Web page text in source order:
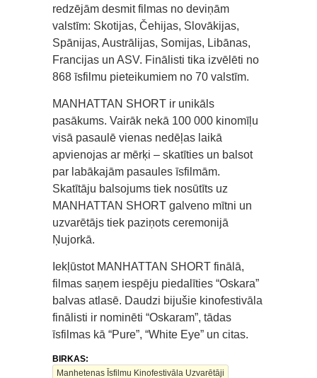
redzējām desmit filmas no deviņām
valstīm: Skotijas, Čehijas, Slovākijas,
Spānijas, Austrālijas, Somijas, Libānas,
Francijas un ASV. Finālisti tika izvēlēti no
868 īsfilmu pieteikumiem no 70 valstīm.
MANHATTAN SHORT ir unikāls
pasākums. Vairāk nekā 100 000 kinomīļu
visā pasaulē vienas nedēļas laikā
apvienojas ar mērķi – skatīties un balsot
par labākajām pasaules īsfilmām.
Skatītāju balsojums tiek nosūtīts uz
MANHATTAN SHORT galveno mītni un
uzvarētājs tiek paziņots ceremonijā
Ņujorkā.
Iekļūstot MANHATTAN SHORT finālā,
filmas saņem iespēju piedalīties “Oskara”
balvas atlasē. Daudzi bijušie kinofestivāla
finālisti ir nominēti “Oskaram”, tādas
īsfilmas kā “Pure”, “White Eye” un citas.
BIRKAS:
Manhetenas Īsfilmu Kinofestivāla Uzvarētāji